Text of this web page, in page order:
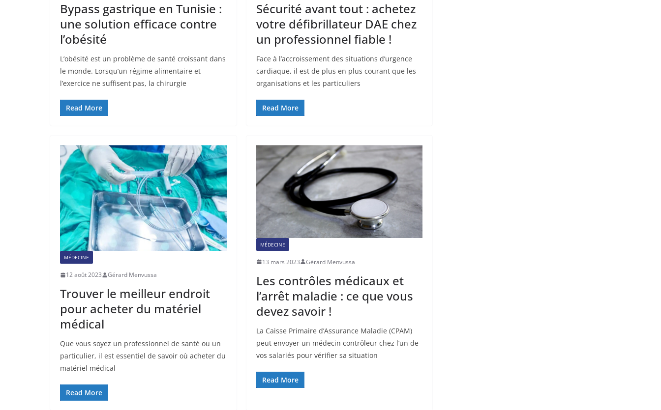
Bypass gastrique en Tunisie :
une solution efficace contre
l’obésité
L’obésité est un problème de santé croissant dans
le monde. Lorsqu’un régime alimentaire et
l’exercice ne suffisent pas, la chirurgie
Read More
Sécurité avant tout : achetez
votre défibrillateur DAE chez
un professionnel fiable !
Face à l’accroissement des situations d’urgence
cardiaque, il est de plus en plus courant que les
organisations et les particuliers
Read More
MÉDECINE
12 août 2023 Gérard Menvussa
Trouver le meilleur endroit
pour acheter du matériel
médical
Que vous soyez un professionnel de santé ou un
particulier, il est essentiel de savoir où acheter du
matériel médical
Read More
MÉDECINE
13 mars 2023 Gérard Menvussa
Les contrôles médicaux et
l’arrêt maladie : ce que vous
devez savoir !
La Caisse Primaire d’Assurance Maladie (CPAM)
peut envoyer un médecin contrôleur chez l’un de
vos salariés pour vérifier sa situation
Read More